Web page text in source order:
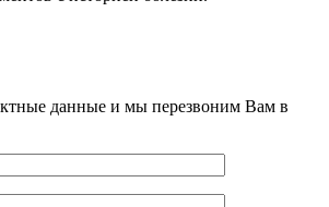
данные и мы перезвоним Вам в